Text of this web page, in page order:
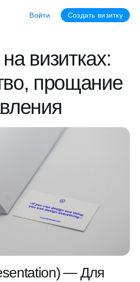
Войти Создать визитку
визитках:
прощание
— Для